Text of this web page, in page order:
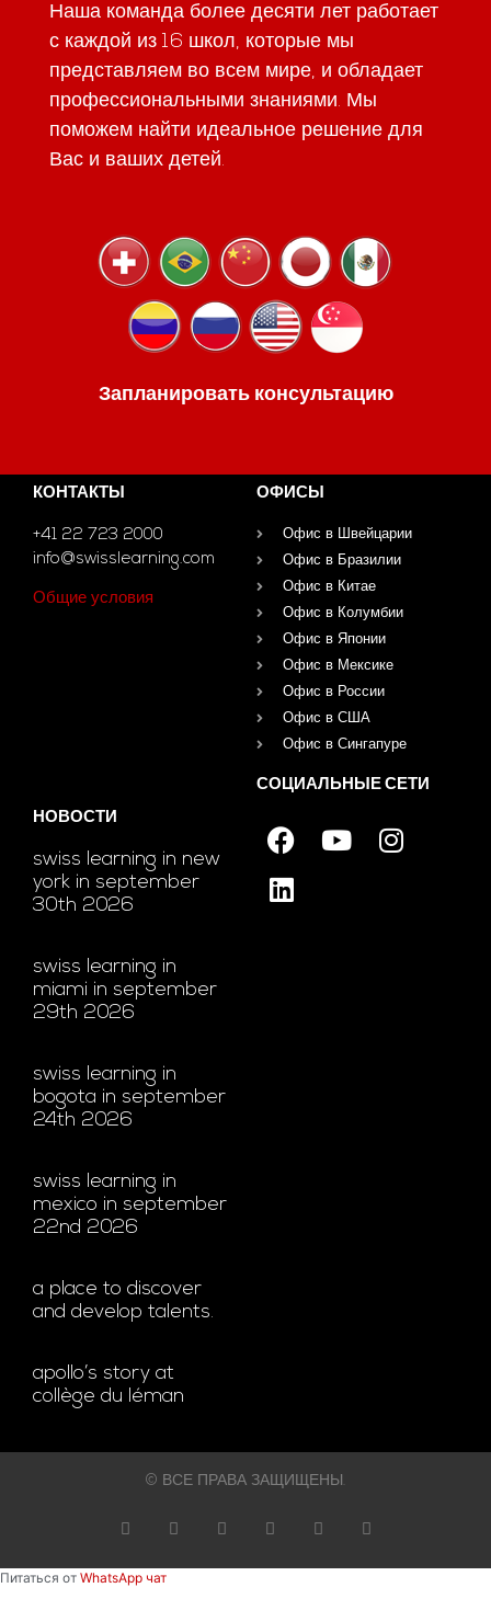
Наша команда более десяти лет работает
с каждой из 16 школ, которые мы
представляем во всем мире, и обладает
профессиональными знаниями. Мы
поможем найти идеальное решение для
Вас и ваших детей.
Запланировать консультацию
КОНТАКТЫ
+41 22 723 2000
info@swisslearning.com
Общие условия
ОФИСЫ
Офис в Швейцарии
Офис в Бразилии
Офис в Китае
Офис в Колумбии
Офис в Японии
Офис в Мексике
Офис в России
Офис в США
Офис в Сингапуре
НОВОСТИ
swiss learning in new
york in september
30th 2026
swiss learning in
miami in september
29th 2026
swiss learning in
bogota in september
24th 2026
swiss learning in
mexico in september
22nd 2026
a place to discover
and develop talents.
apollo’s story at
collège du léman
СОЦИАЛЬНЫЕ СЕТИ
© ВСЕ ПРАВА ЗАЩИЩЕНЫ.
Питаться от WhatsApp чат